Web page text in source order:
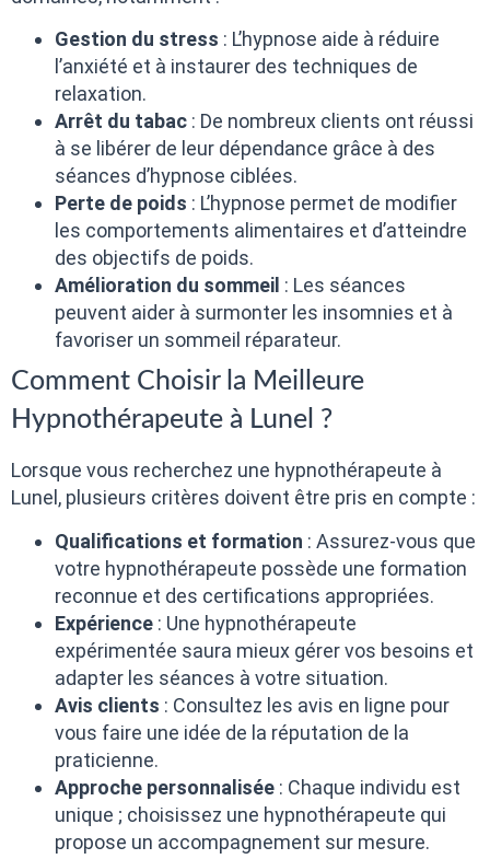
Gestion du stress : L’hypnose aide à réduire
l’anxiété et à instaurer des techniques de
relaxation.
Arrêt du tabac : De nombreux clients ont réussi
à se libérer de leur dépendance grâce à des
séances d’hypnose ciblées.
Perte de poids : L’hypnose permet de modifier
les comportements alimentaires et d’atteindre
des objectifs de poids.
Amélioration du sommeil : Les séances
peuvent aider à surmonter les insomnies et à
favoriser un sommeil réparateur.
Comment Choisir la Meilleure
Hypnothérapeute à Lunel ?
Lorsque vous recherchez une hypnothérapeute à
Lunel, plusieurs critères doivent être pris en compte :
Qualifications et formation : Assurez-vous que
votre hypnothérapeute possède une formation
reconnue et des certifications appropriées.
Expérience : Une hypnothérapeute
expérimentée saura mieux gérer vos besoins et
adapter les séances à votre situation.
Avis clients : Consultez les avis en ligne pour
vous faire une idée de la réputation de la
praticienne.
Approche personnalisée : Chaque individu est
unique ; choisissez une hypnothérapeute qui
propose un accompagnement sur mesure.